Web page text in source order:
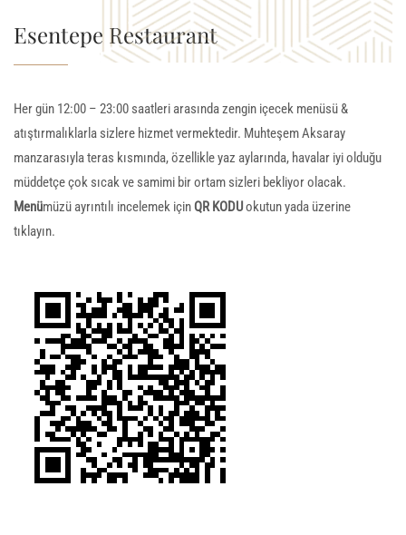
Esentepe Restaurant
Her gün 12:00 – 23:00 saatleri arasında zengin içecek menüsü &
atıştırmalıklarla sizlere hizmet vermektedir. Muhteşem Aksaray
manzarasıyla teras kısmında, özellikle yaz aylarında, havalar iyi olduğu
müddetçe çok sıcak ve samimi bir ortam sizleri bekliyor olacak.
Menümüzü ayrıntılı incelemek için QR KODUokutun yada üzerine
tıklayın.